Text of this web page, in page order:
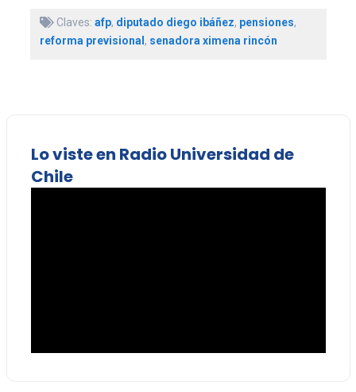
Claves: afp, diputado diego ibáñez, pensiones,
reforma previsional, senadora ximena rincón
Lo viste en Radio Universidad de
Chile